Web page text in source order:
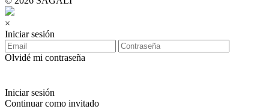
×
Iniciar sesión
Olvidé mi contraseña
Iniciar sesión
Continuar como invitado